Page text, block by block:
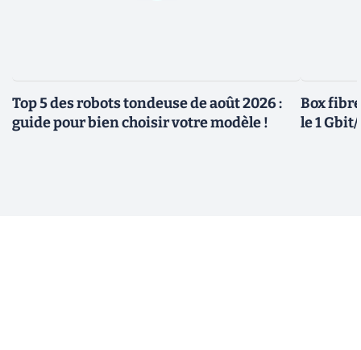
Top 5 des robots tondeuse de août 2026 :
guide pour bien choisir votre modèle !
Box
le 1